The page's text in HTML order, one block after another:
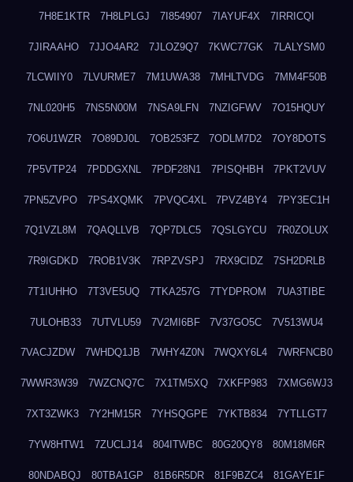
7H8E1KTR 7H8LPLGJ 7I854907 7IAYUF4X 7IRRICQI
7JIRAAHO 7JJO4AR2 7JLOZ9Q7 7KWC77GK 7LALYSM0
7LCWIIY0 7LVURME7 7M1UWA38 7MHLTVDG 7MM4F50B
7NL020H5 7NS5N00M 7NSA9LFN 7NZIGFWV 7O15HQUY
7O6U1WZR 7O89DJ0L 7OB253FZ 7ODLM7D2 7OY8DOTS
7P5VTP24 7PDDGXNL 7PDF28N1 7PISQHBH 7PKT2VUV
7PN5ZVPO 7PS4XQMK 7PVQC4XL 7PVZ4BY4 7PY3EC1H
7Q1VZL8M 7QAQLLVB 7QP7DLC5 7QSLGYCU 7R0ZOLUX
7R9IGDKD 7ROB1V3K 7RPZVSPJ 7RX9CIDZ 7SH2DRLB
7T1IUHHO 7T3VE5UQ 7TKA257G 7TYDPROM 7UA3TIBE
7ULOHB33 7UTVLU59 7V2MI6BF 7V37GO5C 7V513WU4
7VACJZDW 7WHDQ1JB 7WHY4Z0N 7WQXY6L4 7WRFNCB0
7WWR3W39 7WZCNQ7C 7X1TM5XQ 7XKFP983 7XMG6WJ3
7XT3ZWK3 7Y2HM15R 7YHSQGPE 7YKTB834 7YTLLGT7
7YW8HTW1 7ZUCLJ14 804ITWBC 80G20QY8 80M18M6R
80NDABQJ 80TBA1GP 81B6R5DR 81F9BZC4 81GAYE1F